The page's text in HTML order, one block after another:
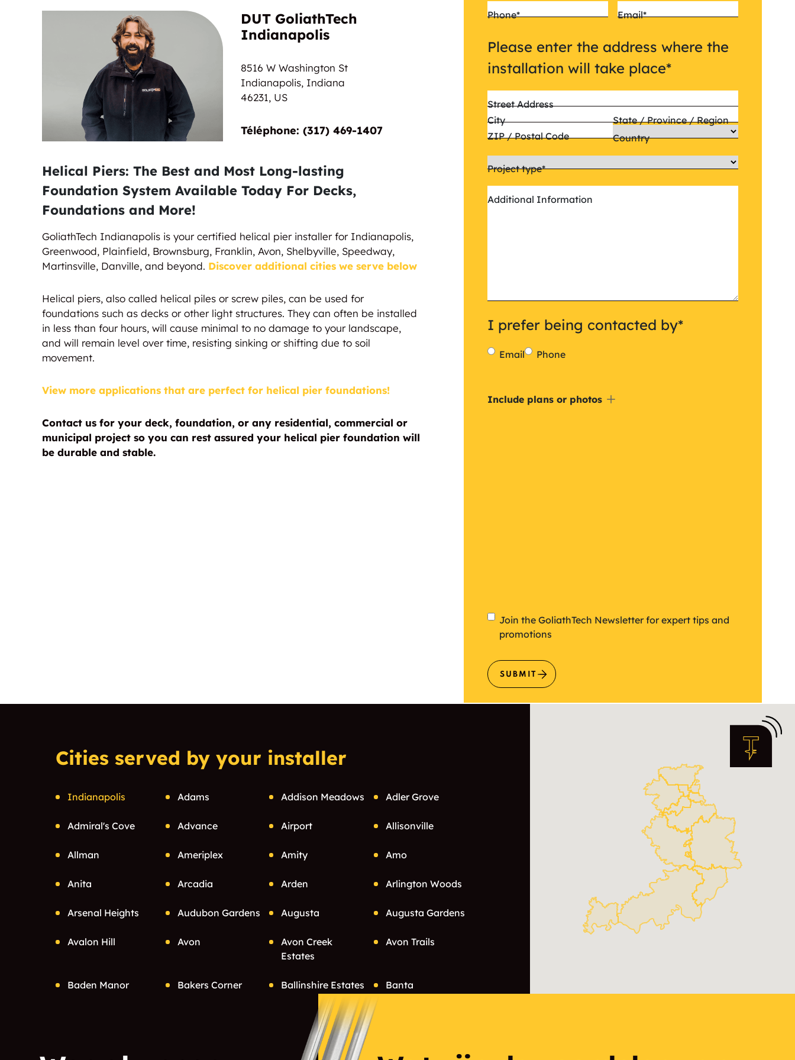
Nautical
DUT GoliathTech
Indianapolis
8516 W Washington St
Indianapolis, Indiana
46231, US
Téléphone: (317) 469-1407
Helical Piers: The Best and Most Long-lasting
Foundation System Available Today For Decks,
Foundations and More!
GoliathTech Indianapolis is your certified helical pier installer for Indianapolis,
Greenwood, Plainfield, Brownsburg, Franklin, Avon, Shelbyville, Speedway,
Martinsville, Danville, and beyond. Discover additional cities we serve below
Helical piers, also called helical piles or screw piles, can be used for
foundations such as decks or other light structures. They can often be installed
in less than four hours, will cause minimal to no damage to your landscape,
and will remain level over time, resisting sinking or shifting due to soil
movement.
View more applications that are perfect for helical pier foundations!
Contact us for your deck, foundation, or any residential, commercial or
municipal project so you can rest assured your helical pier foundation will
be durable and stable.
Phone* Email*
Please enter the address where the
installation will take place*
Street Address
City
State / Province / Region
ZIP / Postal Code
Country
Project type*
Additional Information
I prefer being contacted by*
Email Phone
Include
Include plans or photos
Newsletter
Join the GoliathTech Newsletter for expert tips and
promotions
SUBMIT
Cities served by your installer
Indianapolis Adams Addison Meadows Adler Grove
Admiral's Cove Advance Airport Allisonville
Allman Ameriplex Amity Amo
Anita Arcadia Arden Arlington Woods
Arsenal Heights Audubon Gardens Augusta Augusta Gardens
Avalon Hill Avon
Avon Creek
Estates
Avon Trails
Baden Manor Bakers Corner Ballinshire Estates Banta
Bates-Hendricks
Bean Creek